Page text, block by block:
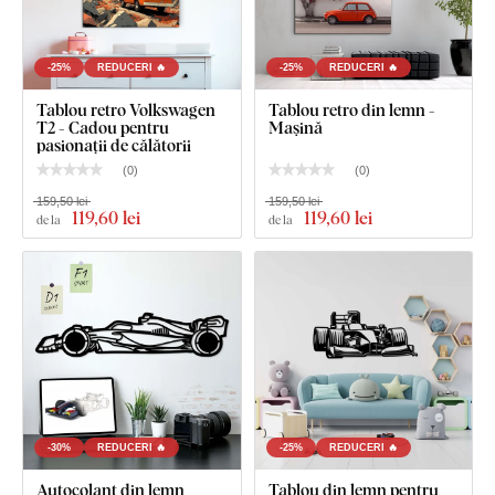
Puteți alege dintre12 decorațiunicu lac semi-mat, care
rezistența la zgârieturi obișnuite
conferă produsului
cu umbrire delicată, astfel încât pe
perete arată curat și elegant – spre deosebire de autocolantele
subțiri din hârtie.
Placa respectăstandardul european de emisii E1– este
sigură,potrivită pentru interior (inclusiv camera copiilor).
-25% REDUCERI 🔥
Tablou retro Volkswagen
T2 - Cadou pentru
pasionații de călătorii
(0)
de la 119,60 lei
159,50 lei
-25% REDUCERI 🔥
Tablou retro din lemn -
Mașină
(0)
de la 119,60 lei
159,50 lei
-30% REDUCERI 🔥
Autocolant din lemn
-25% REDUCERI 🔥
Tablou din lemn pentru